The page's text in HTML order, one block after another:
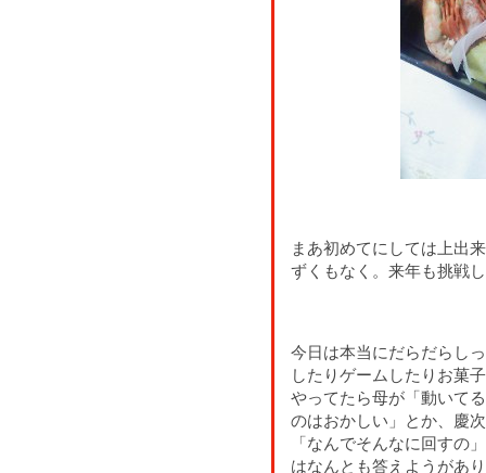
まあ初めてにしては上出
ずくもなく。来年も挑戦
今日は本当にだらだらし
したりゲームしたりお菓
やってたら母が「動いて
のはおかしい」とか、慶
「なんでそんなに回すの
はなんとも答えようがあ